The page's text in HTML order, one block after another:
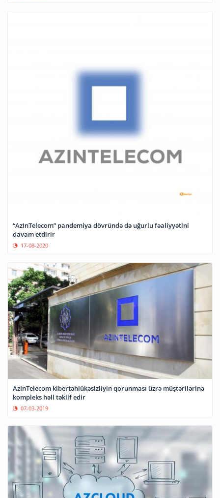
“AzInTelecom” pandemiya dövründə də uğurlu fəaliyyətini
davam etdirir
17-08-2020
AzInTelecom kibertəhlükəsizliyin qorunması üzrə müştərilərinə
kompleks həll təklif edir
07-03-2019